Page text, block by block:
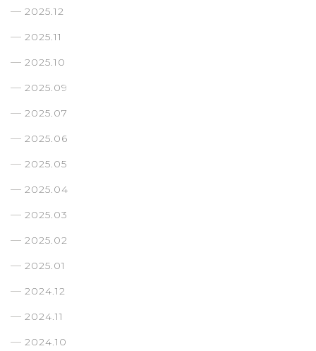
2025.12
2025.11
2025.10
2025.09
2025.07
2025.06
2025.05
2025.04
2025.03
2025.02
2025.01
2024.12
2024.11
2024.10